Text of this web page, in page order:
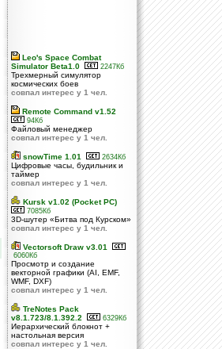
Leo's Space Combat
Simulator Beta1.0
2247Кб
Трехмерный симулятор
космических боев
совпал интерес у 1 чел.
Remote Command v1.52
94Кб
Файловый менеджер
совпал интерес у 1 чел.
snowTime 1.01 2634Кб
Цифровые часы, будильник и
таймер
совпал интерес у 1 чел.
Kursk v1.02 (Pocket PC)
7085Кб
3D-шутер «Битва под Курском»
совпал интерес у 1 чел.
Vectorsoft Draw v3.01
6060Кб
Просмотр и создание
векторной графики (AI, EMF,
WMF, DXF)
совпал интерес у 1 чел.
TreNotes Pack
v8.1.723/8.1.392.2
6329Кб
Иерархический блокнот +
настольная версия
совпал интерес у 1 чел.